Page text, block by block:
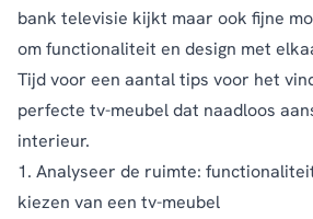
bank televisie kijkt maar ook fijne
om functionaliteit en design met
Tijd voor een aantal tips voor het
perfecte tv-meubel dat naadloos
interieur.
1. Analyseer de ruimte:
kiezen van een tv-meubel